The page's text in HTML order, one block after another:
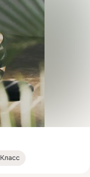
Класс